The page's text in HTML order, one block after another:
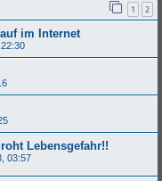
1 2
im Internet
Lebensgefahr!!
03:57